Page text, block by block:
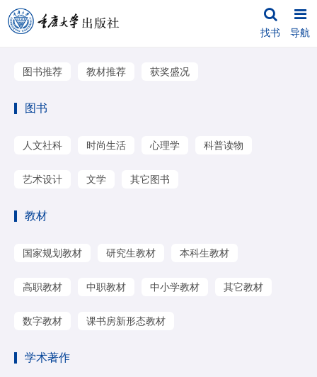
找书 导航
图书推荐 教材推荐 获奖盛况
图书
人文社科 时尚生活 心理学 科普读物
艺术设计 文学 其它图书
教材
国家规划教材 研究生教材 本科生教材
高职教材 中职教材 中小学教材 其它教材
数字教材 课书房新形态教材
学术著作